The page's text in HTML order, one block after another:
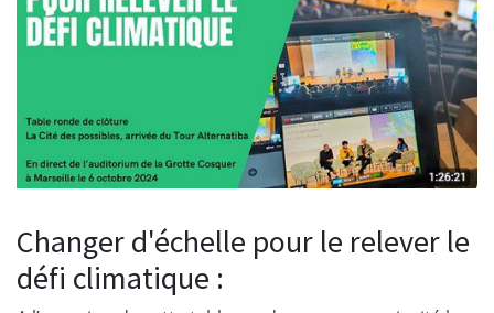
Changer d'échelle pour le relever le
défi climatique :